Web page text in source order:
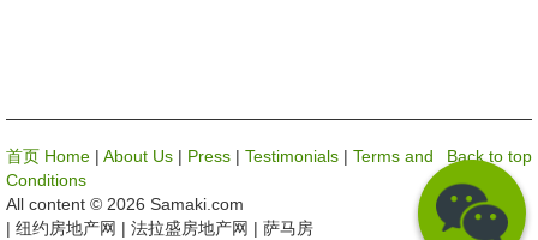
Back to top
首页 Home | About Us | Press | Testimonials | Terms and
Conditions
All content © 2026 Samaki.com
| 纽约房地产网 | 法拉盛房地产网 | 萨马房